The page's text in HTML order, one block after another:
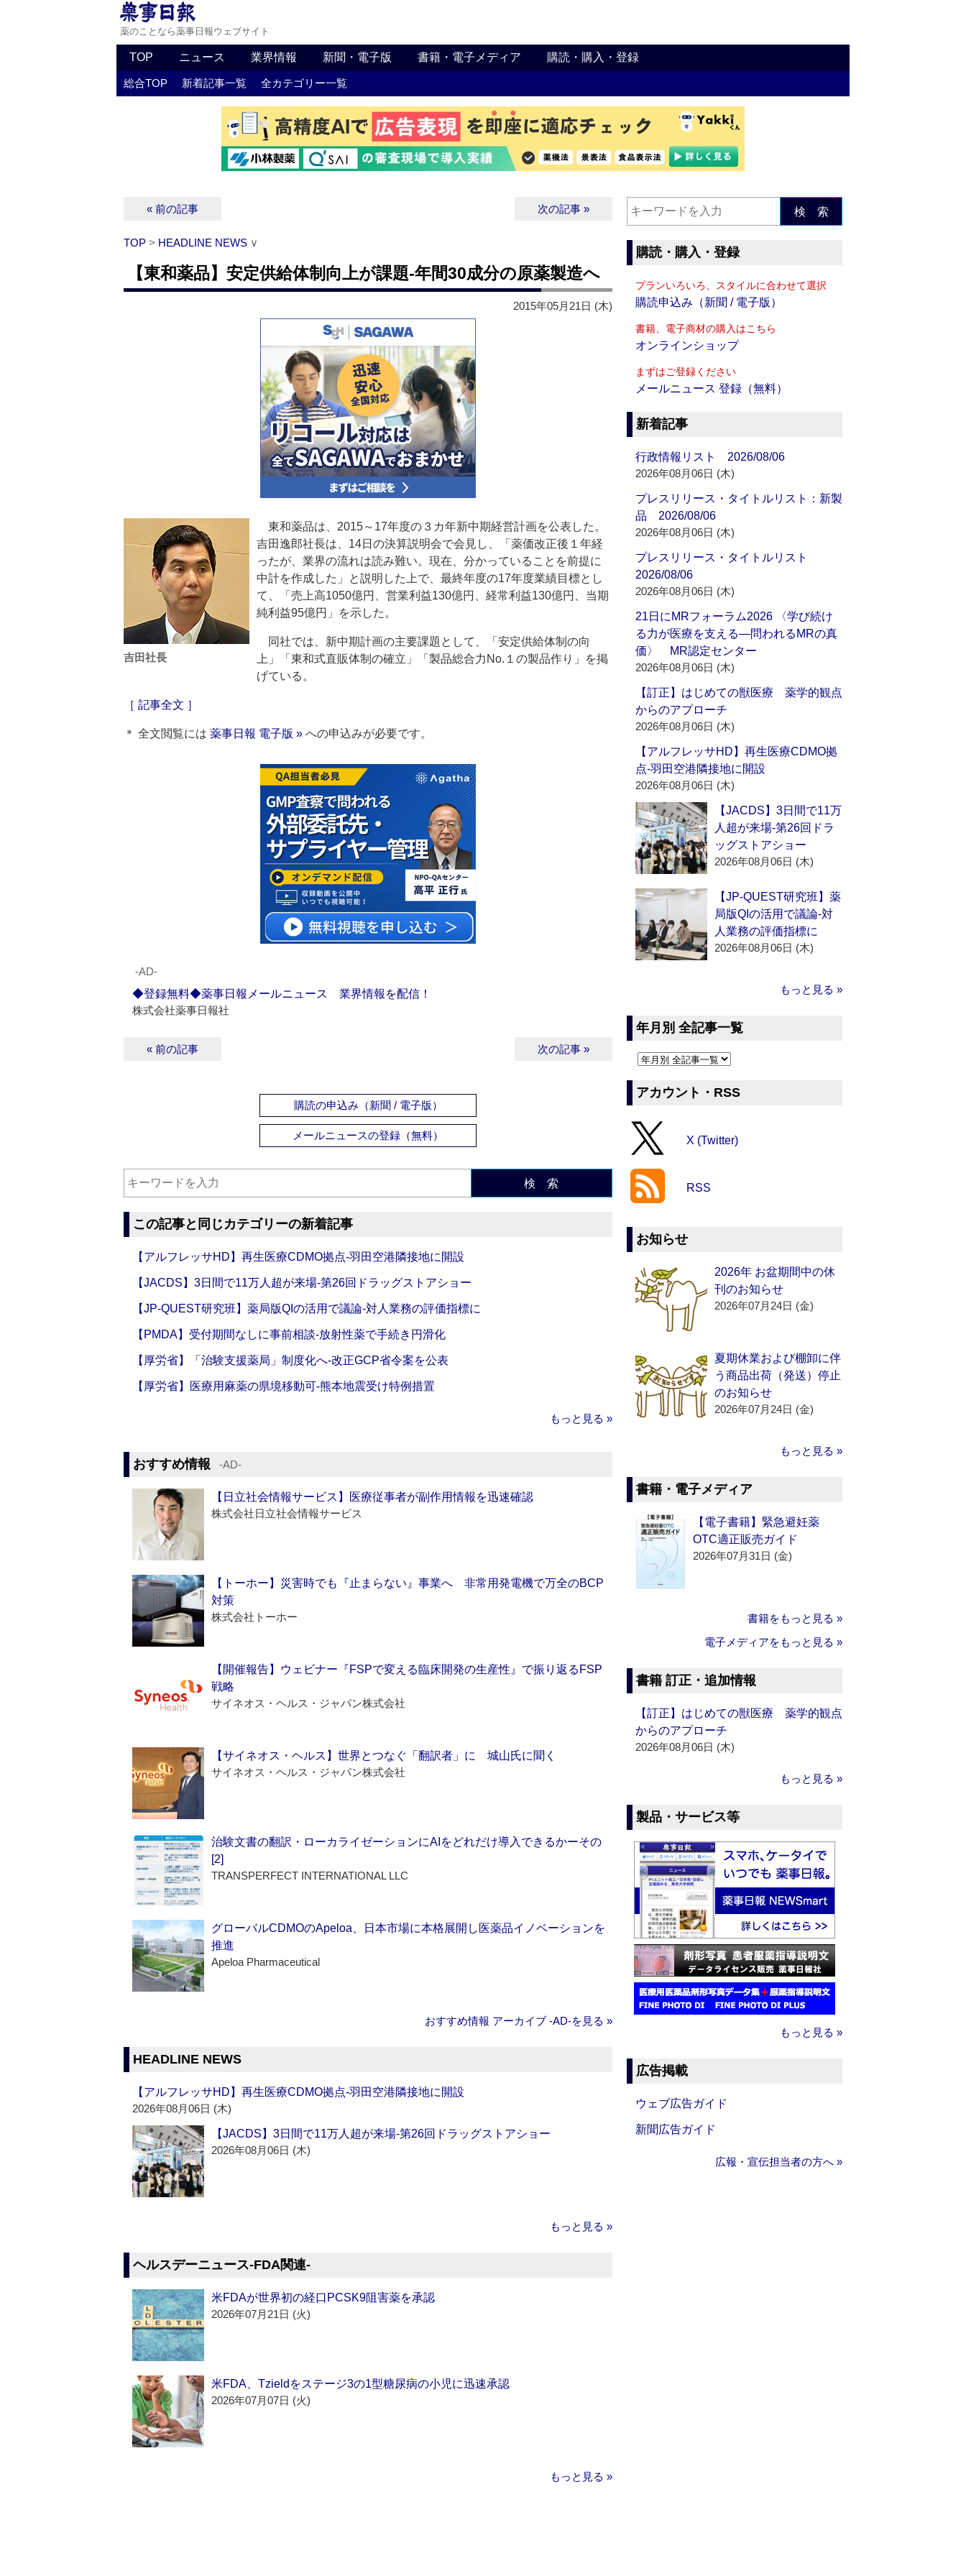
薬のことなら薬事日報ウェブサイト
TOP ニュース 業界情報 新聞・電子版 書籍・電子メディア 購読・購入・登録
総合TOP 新着記事一覧 全カテゴリー一覧
« 前の記事 次の記事 »
TOP > HEADLINE NEWS ∨
【東和薬品】安定供給体制向上が課題‐年間30成分の原薬製造へ
2015年05月21日 (木)
吉田社長
東和薬品は、2015～17年度の３カ年新中期経営計画を公表した。
吉田逸郎社長は、14日の決算説明会で会見し、「薬価改正後１年経
ったが、業界の流れは読み難い。現在、分かっていることを前提に
中計を作成した」と説明した上で、最終年度の17年度業績目標とし
て、「売上高1050億円、営業利益130億円、経常利益130億円、当期
純利益95億円」を示した。
同社では、新中期計画の主要課題として、「安定供給体制の向
上」「東和式直販体制の確立」「製品総合力No.１の製品作り」を掲
げている。
［ 記事全文 ］
＊ 全文閲覧には 薬事日報 電子版 » への申込みが必要です。
‐AD‐
◆登録無料◆薬事日報メールニュース 業界情報を配信！
株式会社薬事日報社
« 前の記事 次の記事 »
購読の申込み（新聞 / 電子版）
メールニュースの登録（無料）
検 索
この記事と同じカテゴリーの新着記事
【アルフレッサHD】再生医療CDMO拠点‐羽田空港隣接地に開設
【JACDS】3日間で11万人超が来場‐第26回ドラッグストアショー
【JP-QUEST研究班】薬局版QIの活用で議論‐対人業務の評価指標に
【PMDA】受付期間なしに事前相談‐放射性薬で手続き円滑化
【厚労省】「治験支援薬局」制度化へ‐改正GCP省令案を公表
【厚労省】医療用麻薬の県境移動可‐熊本地震受け特例措置
もっと見る »
おすすめ情報 ‐AD‐
【日立社会情報サービス】医療従事者が副作用情報を迅速確認
株式会社日立社会情報サービス
【トーホー】災害時でも『止まらない』事業へ 非常用発電機で万全のBCP
対策
株式会社トーホー
【開催報告】ウェビナー『FSPで変える臨床開発の生産性』で振り返るFSP
戦略
サイネオス・ヘルス・ジャパン株式会社
【サイネオス・ヘルス】世界とつなぐ「翻訳者」に 城山氏に聞く
サイネオス・ヘルス・ジャパン株式会社
治験文書の翻訳・ローカライゼーションにAIをどれだけ導入できるかーその
[2]
TRANSPERFECT INTERNATIONAL LLC
グローバルCDMOのApeloa、日本市場に本格展開し医薬品イノベーションを
推進
Apeloa Pharmaceutical
おすすめ情報 アーカイブ ‐AD‐を見る »
HEADLINE NEWS
【アルフレッサHD】再生医療CDMO拠点‐羽田空港隣接地に開設
2026年08月06日 (木)
【JACDS】3日間で11万人超が来場‐第26回ドラッグストアショー
2026年08月06日 (木)
もっと見る »
ヘルスデーニュース‐FDA関連‐
米FDAが世界初の経口PCSK9阻害薬を承認
2026年07月21日 (火)
米FDA、Tzieldをステージ3の1型糖尿病の小児に迅速承認
2026年07月07日 (火)
もっと見る »
検 索
購読・購入・登録
プランいろいろ、スタイルに合わせて選択
購読申込み（新聞 / 電子版）
書籍、電子商材の購入はこちら
オンラインショップ
まずはご登録ください
メールニュース 登録（無料）
新着記事
行政情報リスト 2026/08/06
2026年08月06日 (木)
プレスリリース・タイトルリスト：新製
品 2026/08/06
2026年08月06日 (木)
プレスリリース・タイトルリスト
2026/08/06
2026年08月06日 (木)
21日にMRフォーラム2026 〈学び続け
る力が医療を支える―問われるMRの真
価〉 MR認定センター
2026年08月06日 (木)
【訂正】はじめての獣医療 薬学的観点
からのアプローチ
2026年08月06日 (木)
【アルフレッサHD】再生医療CDMO拠
点‐羽田空港隣接地に開設
2026年08月06日 (木)
【JACDS】3日間で11万
人超が来場‐第26回ドラ
ッグストアショー
2026年08月06日 (木)
【JP-QUEST研究班】薬
局版QIの活用で議論‐対
人業務の評価指標に
2026年08月06日 (木)
もっと見る »
年月別 全記事一覧
アカウント・RSS
X (Twitter)
RSS
お知らせ
2026年 お盆期間中の休
刊のお知らせ
2026年07月24日 (金)
夏期休業および棚卸に伴
う商品出荷（発送）停止
のお知らせ
2026年07月24日 (金)
もっと見る »
書籍・電子メディア
【電子書籍】緊急避妊薬
OTC適正販売ガイド
2026年07月31日 (金)
書籍をもっと見る »
電子メディアをもっと見る »
書籍 訂正・追加情報
【訂正】はじめての獣医療 薬学的観点
からのアプローチ
2026年08月06日 (木)
もっと見る »
製品・サービス等
もっと見る »
広告掲載
ウェブ広告ガイド
新聞広告ガイド
広報・宣伝担当者の方へ »